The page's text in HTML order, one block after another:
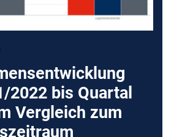
2022 bis Quartal
Vergleich zum